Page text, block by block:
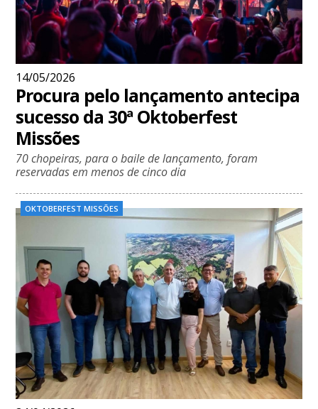
14/05/2026
Procura pelo lançamento antecipa
sucesso da 30ª Oktoberfest
Missões
70 chopeiras, para o baile de lançamento, foram
reservadas em menos de cinco dia
OKTOBERFEST MISSÕES